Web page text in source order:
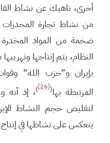
أخرى، ناهيك عن نشاط
من نشاط تجارة
ضخمة من المواد
النظام، يتم إنتاجها
بإيران و”حزب الله”
المرتبطة بها(
[26]
)، إذ أنه
لتقليص حجم النشاط
ينعكس على نشاطها في